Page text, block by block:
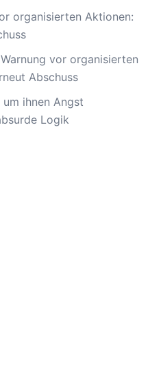
organisierten Aktionen:
Warnung vor organisierten
Abschuss
ihnen Angst
Logik